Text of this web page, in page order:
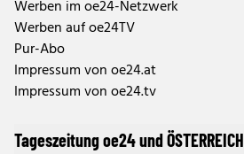
Werben im oe24-Netzwerk
Werben auf oe24TV
Pur-Abo
Impressum von oe24.at
Impressum von oe24.tv
Tageszeitung oe24 und ÖSTERREICH